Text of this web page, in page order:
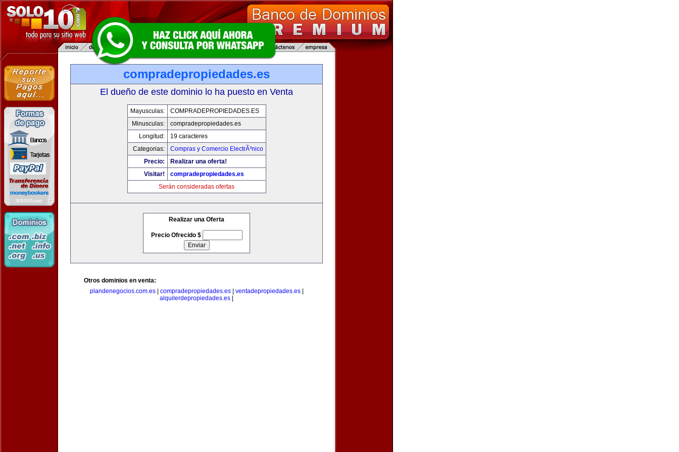
compradepropiedades.es
El dueño de este dominio lo ha puesto en Venta
Mayusculas:
COMPRADEPROPIEDADES.ES
Minusculas:
compradepropiedades.es
Longitud:
19 caracteres
Categorias:
Compras y Comercio ElectrÃ³nico
Precio:
Realizar una oferta!
Visitar!
compradepropiedades.es
Serán consideradas ofertas
Realizar una Oferta
Precio Ofrecido $
Otros dominios en venta:
plandenegocios.com.es| compradepropiedades.es| ventadepropiedades.es|
alquilerdepropiedades.es